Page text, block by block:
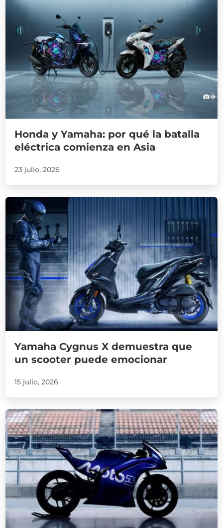
Honda y Yamaha: por qué la batalla
eléctrica comienza en Asia
23 julio, 2026
Yamaha Cygnus X demuestra que
un scooter puede emocionar
15 julio, 2026